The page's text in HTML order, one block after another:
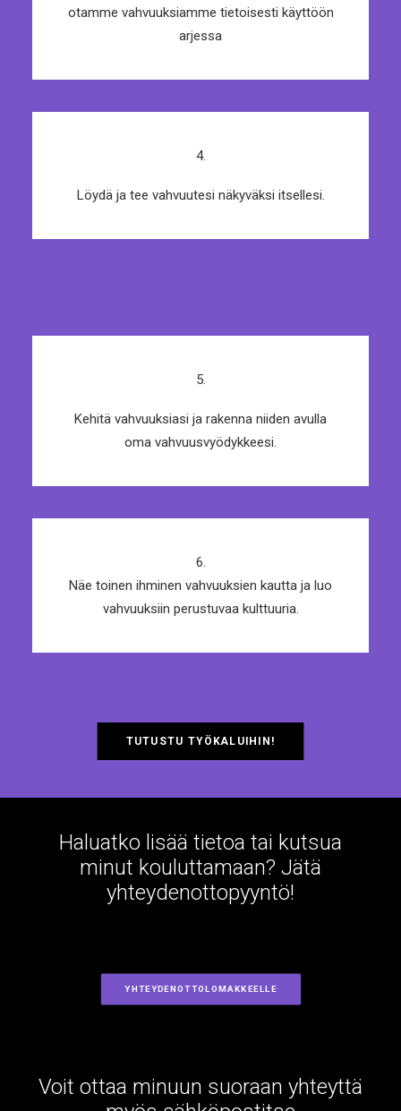
otamme vahvuuksiamme tietoisesti käyttöön
arjessa
4.
Löydä ja tee vahvuutesi näkyväksi itsellesi.
5.
Kehitä vahvuuksiasi ja rakenna niiden avulla
oma vahvuusvyödykkeesi.
6.
Näe toinen ihminen vahvuuksien kautta ja luo
vahvuuksiin perustuvaa kulttuuria.
TUTUSTU TYÖKALUIHIN!
Haluatko lisää tietoa tai kutsua
minut kouluttamaan? Jätä
yhteydenottopyyntö!
YHTEYDENOTTOLOMAKKEELLE
Voit ottaa minuun suoraan yhteyttä